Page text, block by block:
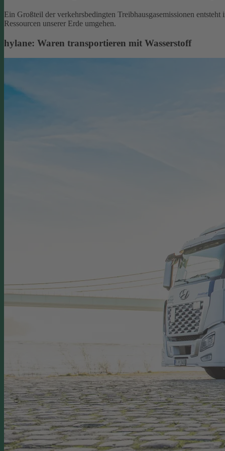
Ein Großteil der verkehrsbedingten Treibhausgasemissionen
Ressourcen unserer Erde umgehen.
hylane: Waren transportieren mit Wasserstoff